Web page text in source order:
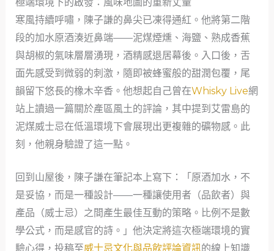
寒風持續呼嘯，陳子謙的鼻尖已凍得通紅。他將第二階
段的加水原酒湊近鼻端——泥煤煙燻、海鹽、熟成香蕉
與胡椒的氣味層層湧現，酒精感退居幕後。入口後，舌
面先感受到微弱的刺激，隨即被蜂蜜般的甜潤包覆，尾
韻留下悠長的橡木辛香。他想起自己曾在Whisky Live網
站上讀過一篇關於產區風土的評論，其中提到艾雷島的
泥煤威士忌在低溫環境下會展現出更複雜的礦物感。此
刻，他親身驗證了這一點。
回到山屋後，陳子謙在筆記本上寫下：「原酒加水，不
是妥協，而是一種設計——一種讓使用者（品飲者）與
產品（威士忌）之間產生最佳互動的策略。比例不是數
學公式，而是感官的詩。」他決定將這次極端環境的實
驗心得，投稿至威士忌文化與品飲評論資訊的線上知識